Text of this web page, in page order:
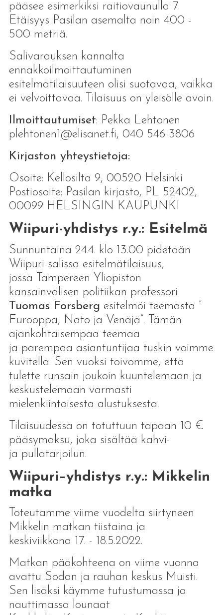
pääsee esimerkiksi raitiovaunulla 7.
Etäisyys Pasilan asemalta noin 400 -
500 metriä.
Salivarauksen kannalta
ennakkoilmoittautuminen
esitelmätilaisuuteen olisi suotavaa, vaikka
ei velvoittavaa. Tilaisuus on yleisölle avoin.
Ilmoittautumiset: Pekka Lehtonen
plehtonen1@elisanet.fi, 040 546 3806
Kirjaston yhteystietoja:
Osoite: Kellosilta 9, 00520 Helsinki
Postiosoite: Pasilan kirjasto, PL 52402,
00099 HELSINGIN KAUPUNKI
Wiipuri-yhdistys r.y.: Esitelmä
Sunnuntaina 24.4. klo 13.00 pidetään
Wiipuri-salissa esitelmätilaisuus,
jossa Tampereen Yliopiston
kansainvälisen politiikan professori
Tuomas Forsberg esitelmöi teemasta ”
Eurooppa, Nato ja Venäjä”. Tämän
ajankohtaisempaa teemaa
ja parempaa asiantuntijaa tuskin voimme
kuvitella. Sen vuoksi toivomme, että
tulette runsain joukoin kuuntelemaan ja
keskustelemaan varmasti
mielenkiintoisesta alustuksesta.
Tilaisuudessa on totuttuun tapaan 10 €
pääsymaksu, joka sisältää kahvi-
ja pullatarjoilun.
Wiipuri–yhdistys r.y.: Mikkelin
matka
Toteutamme viime vuodelta siirtyneen
Mikkelin matkan tiistaina ja
keskiviikkona 17. - 18.5.2022.
Matkan pääkohteena on viime vuonna
avattu Sodan ja rauhan keskus Muisti.
Sen lisäksi käymme tutustumassa ja
nauttimassa lounaat